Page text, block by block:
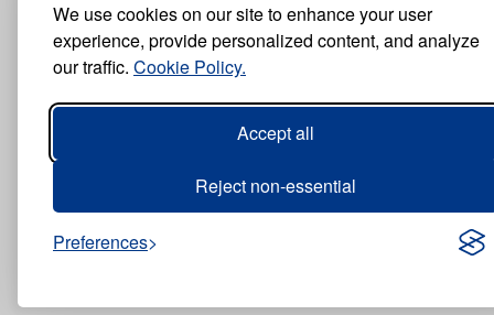
We use cookies on our site to enhance your user
experience, provide personalized content, and analyze
our traffic. Cookie Policy.
Accept all
Reject non-essential
Preferences